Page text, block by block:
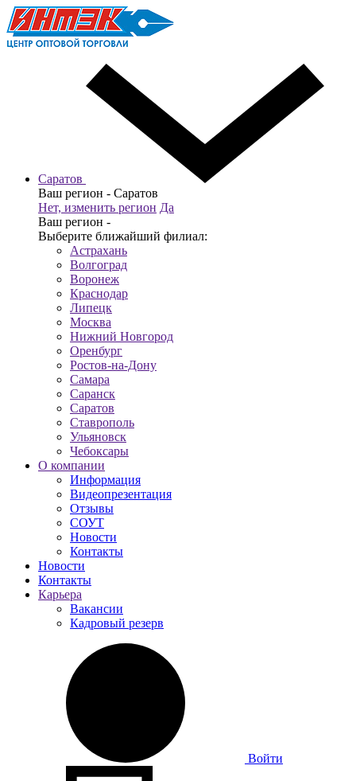
Саратов
Ваш регион - Саратов
Нет, изменить регион Да
Ваш регион -
Выберите ближайший филиал:
Астрахань
Волгоград
Воронеж
Краснодар
Липецк
Москва
Нижний Новгород
Оренбург
Ростов-на-Дону
Самара
Саранск
Саратов
Ставрополь
Ульяновск
Чебоксары
О компании
Информация
Видеопрезентация
Отзывы
СОУТ
Новости
Контакты
Новости
Контакты
Карьера
Вакансии
Кадровый резерв
Войти